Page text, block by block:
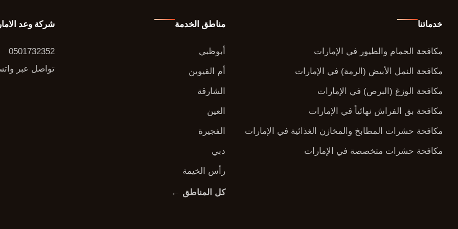
خدماتنا
مكافحة الحمام والطيور في الإمارات
مكافحة النمل الأبيض (الرمة) في الإمارات
مكافحة الوزغ (البرص) في الإمارات
مكافحة بق الفراش نهائياً في الإمارات
مكافحة حشرات المطابخ والمخازن الغذائية في الإمارات
مكافحة حشرات متخصصة في الإمارات
مناطق الخدمة
أبوظبي
أم القيوين
الشارقة
العين
الفجيرة
دبي
رأس الخيمة
كل المناطق ←
شركة وعد
0501732352
تواصل عبر